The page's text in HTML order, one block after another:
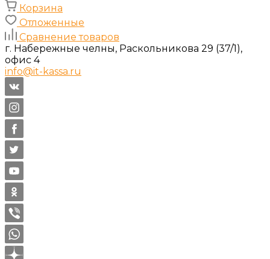
Корзина
Отложенные
Сравнение товаров
г. Набережные челны, Раскольникова 29 (37/1),
офис 4
info@it-kassa.ru